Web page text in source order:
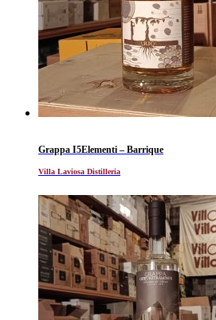
Grappa I5Elementi – Barrique
Villa Laviosa Distilleria